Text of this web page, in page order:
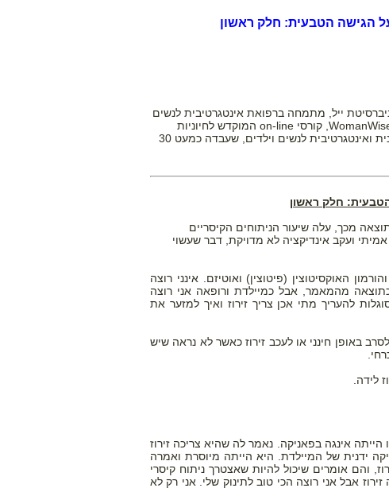
הגישה הטבעית: חלק ראשון
ייל, מתמחה ברפואת אינטגרטיבית לנשים
ולילדים, מיילדת, מרפאה בצמחים, סופרת עטורת פרסים, והיוצרת/הבעלים של WomanWise, קורסי on-line המוקדש לחיוניות
ובריאות אופטימלית לנשים ולילדים. מומחית מכובדת בעולם בתחום רפואה בוטנית ואינטגרטיבית לנשים וילדים, שעבדה כמעט 30
חלק ראשון
מכך, עלה שיעור הניתוחים הקיסריים
ועקב אינדיקציה לא מדויקת, דבר שעשוי
האוקסיטוצין (פיטוצין) ואוטיזם. אינני רוצה
מהמאמר, אבל כמיילדת ורופאה אני רוצה
להעריך מתי אכן צריך זירוז ואיך למזער את
לסרב באופן חינני או לעכב זירוז כאשר לא נראה שיש
אינגה בפאניקה. נאמר לה שהיא צריכה זירוז
בבדיקת אולטרסאונד ובבדיקה ידנית של המיילדת. היא הייתה מיוסרת ואמרה
לזירוז, והם אומרים שיכול להיות שאצטרך ניתוח קיסרי
אבל אני רוצה הכי טוב לתינוק שלי. אני רק לא